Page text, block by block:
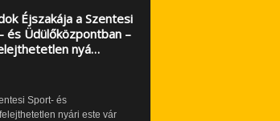
Éjszakája a Szentesi
és Üdülőközpontban –
nyá…
Sport- és
nyári este vár